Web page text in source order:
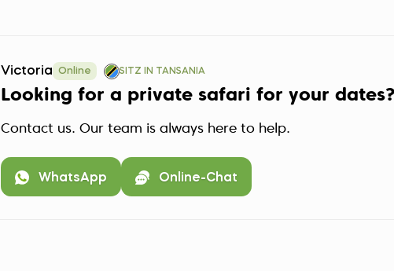
Victoria Online SITZ IN TANSANIA
Looking for a private safari for your dates?
Contact us. Our team is always here to help.
WhatsApp Online-Chat